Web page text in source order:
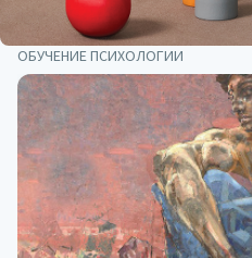
ОБУЧЕНИЕ ПСИХОЛОГИИ